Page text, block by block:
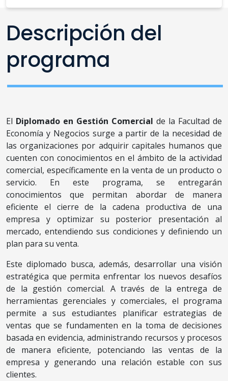
El Diplomado en Gestión Comercial de la Facultad de
Economía y Negocios surge a partir de la necesidad de
las organizaciones por adquirir capitales humanos que
cuenten con conocimientos en el ámbito de la actividad
comercial, específicamente en la venta de un producto o
servicio. En este programa, se entregarán
conocimientos que permitan abordar de manera
eficiente el cierre de la cadena productiva de una
empresa y optimizar su posterior presentación al
mercado, entendiendo sus condiciones y definiendo un
plan para su venta.
Este diplomado busca, además, desarrollar una visión
estratégica que permita enfrentar los nuevos desafíos
de la gestión comercial. A través de la entrega de
herramientas gerenciales y comerciales, el programa
permite a sus estudiantes planificar estrategias de
ventas que se fundamenten en la toma de decisiones
basada en evidencia, administrando recursos y procesos
de manera eficiente, potenciando las ventas de la
empresa y generando una relación estable con sus
clientes.
Descripción del
programa